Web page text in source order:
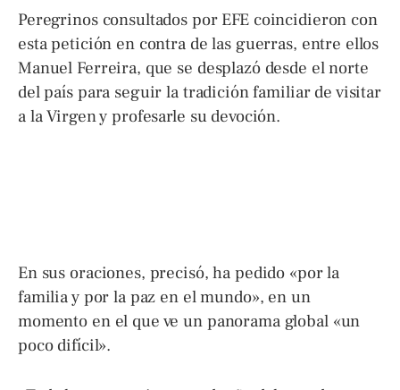
Peregrinos consultados por EFE coincidieron con
esta petición en contra de las guerras, entre ellos
Manuel Ferreira, que se desplazó desde el norte
del país para seguir la tradición familiar de visitar
a la Virgen y profesarle su devoción.
En sus oraciones, precisó, ha pedido «por la
familia y por la paz en el mundo», en un
momento en el que ve un panorama global «un
poco difícil».